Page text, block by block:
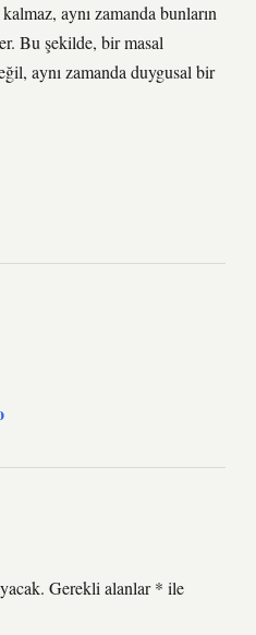
aynı zamanda bunların
Bu şekilde, bir masal
aynı zamanda duygusal bir
Gerekli alanlar* ile